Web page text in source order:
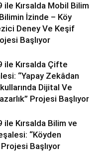
ile Kırsalda Mobil Bilim
İzinde – Köy
Deney Ve Keşif
Başlıyor
ile Kırsalda Çifte
“Yapay Zekâdan
Dijital Ve
Projesi Başlıyor
ile Kırsalda Bilim ve
“Köyden
Başlıyor